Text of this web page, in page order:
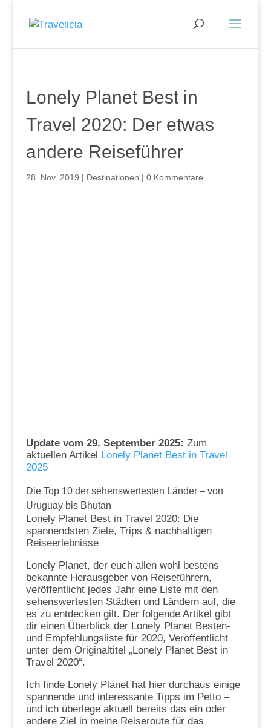
Lonely Planet Best in
Travel 2020: Der etwas
andere Reiseführer
28. Nov. 2019 | Destinationen | 0 Kommentare
Update vom 29. September 2025: Zum
aktuellen Artikel Lonely Planet Best in Travel
2025
Die Top 10 der sehenswertesten Länder – von
Uruguay bis Bhutan
Lonely Planet Best in Travel 2020: Die
spannendsten Ziele, Trips & nachhaltigen
Reiseerlebnisse
Lonely Planet, der euch allen wohl bestens
bekannte Herausgeber von Reiseführern,
veröffentlicht jedes Jahr eine Liste mit den
sehenswertesten Städten und Ländern auf, die
es zu entdecken gilt. Der folgende Artikel gibt
dir einen Überblick der Lonely Planet Besten-
und Empfehlungsliste für 2020, Veröffentlicht
unter dem Originaltitel „Lonely Planet Best in
Travel 2020“.
Ich finde Lonely Planet hat hier durchaus einige
spannende und interessante Tipps im Petto –
und ich überlege aktuell bereits das ein oder
andere Ziel in meine Reiseroute für das